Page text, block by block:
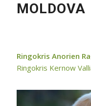
MOLDOVA
Ringokris Anorien
Ringokris Kernow